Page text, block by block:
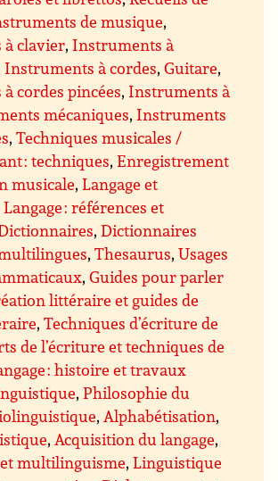
de musique,
clavier, Instruments à
Instruments à cordes,Guitare,
cordes pincées, Instruments à
mécaniques, Instruments
,Techniques musicales /
: techniques,Enregistrement
musicale,Langage et
Langage : références et
,Dictionnaires
,Thesaurus,Usages
,Guides pour parler
littéraire et guides de
,Techniques d’écriture de
de l’écriture et techniques de
: histoire et travaux
,Philosophie du
,Alphabétisation,
,Acquisition du langage,
multilinguisme,Linguistique